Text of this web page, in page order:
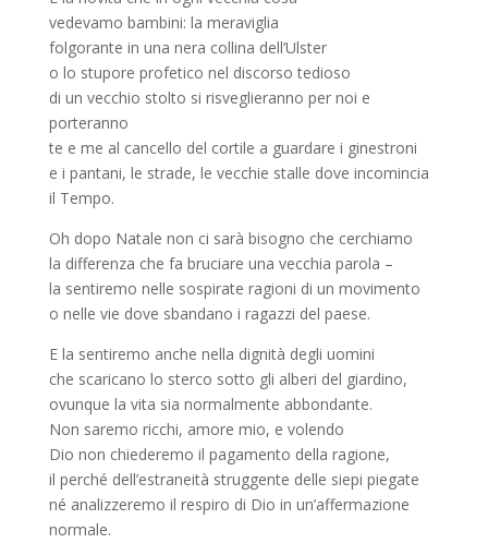
vedevamo bambini: la meraviglia
folgorante in una nera collina dell’Ulster
o lo stupore profetico nel discorso tedioso
di un vecchio stolto si risveglieranno per noi e
porteranno
te e me al cancello del cortile a guardare i ginestroni
e i pantani, le strade, le vecchie stalle dove incomincia
il Tempo.
Oh dopo Natale non ci sarà bisogno che cerchiamo
la differenza che fa bruciare una vecchia parola –
la sentiremo nelle sospirate ragioni di un movimento
o nelle vie dove sbandano i ragazzi del paese.
E la sentiremo anche nella dignità degli uomini
che scaricano lo sterco sotto gli alberi del giardino,
ovunque la vita sia normalmente abbondante.
Non saremo ricchi, amore mio, e volendo
Dio non chiederemo il pagamento della ragione,
il perché dell’estraneità struggente delle siepi piegate
né analizzeremo il respiro di Dio in un’affermazione
normale.